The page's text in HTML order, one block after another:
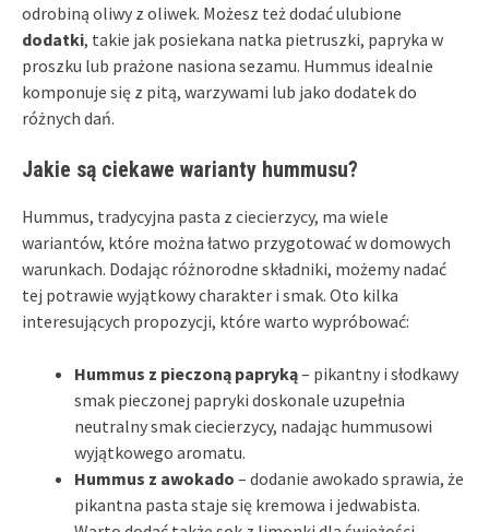
odrobiną oliwy z oliwek. Możesz też dodać ulubione
dodatki, takie jak posiekana natka pietruszki, papryka w
proszku lub prażone nasiona sezamu. Hummus idealnie
komponuje się z pitą, warzywami lub jako dodatek do
różnych dań.
Jakie są ciekawe warianty hummusu?
Hummus, tradycyjna pasta z ciecierzycy, ma wiele
wariantów, które można łatwo przygotować w domowych
warunkach. Dodając różnorodne składniki, możemy nadać
tej potrawie wyjątkowy charakter i smak. Oto kilka
interesujących propozycji, które warto wypróbować:
Hummus z pieczoną papryką– pikantny i słodkawy
smak pieczonej papryki doskonale uzupełnia
neutralny smak ciecierzycy, nadając hummusowi
wyjątkowego aromatu.
Hummus z awokado – dodanie awokado sprawia, że
pikantna pasta staje się kremowa i jedwabista.